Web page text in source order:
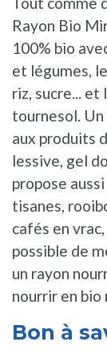
Rayon Bio
100% bio
et légumes,
riz, sucre...
tournesol.
aux produits
lessive, gel
propose
tisanes,
cafés en
possible de
un rayon
nourrir en bio
Bon à